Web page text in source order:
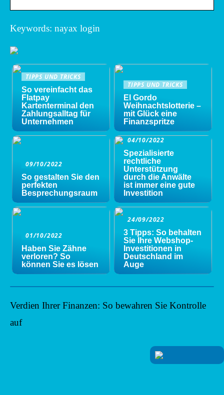
Keywords: nayax login
TIPPS UND TRICKS
So vereinfacht das
Flatpay
Kartenterminal den
Zahlungsalltag für
Unternehmen
TIPPS UND TRICKS
El Gordo
Weihnachtslotterie –
mit Glück eine
Finanzspritze
09/10/2022
So gestalten Sie den
perfekten
Besprechungsraum
04/10/2022
Spezialisierte
rechtliche
Unterstützung
durch die Anwälte
ist immer eine gute
Investition
01/10/2022
Haben Sie Zähne
verloren? So
können Sie es lösen
24/09/2022
3 Tipps: So behalten
Sie Ihre Webshop-
Investitionen in
Deutschland im
Auge
Verdien Ihrer Finanzen: So bewahren Sie Kontrolle
auf